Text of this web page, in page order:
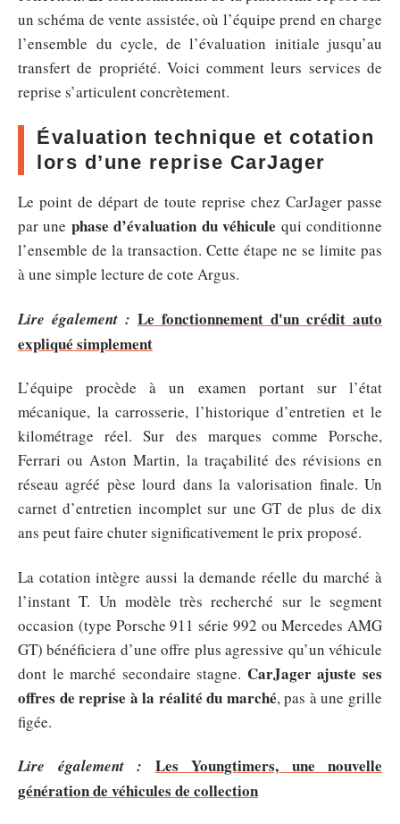
un schéma de vente assistée, où l’équipe prend en charge
l’ensemble du cycle, de l’évaluation initiale jusqu’au
transfert de propriété. Voici comment leurs services de
reprise s’articulent concrètement.
Évaluation technique et cotation
lors d’une reprise CarJager
Le point de départ de toute reprise chez CarJager passe
par une phase d’évaluation du véhicule qui conditionne
l’ensemble de la transaction. Cette étape ne se limite pas
à une simple lecture de cote Argus.
Lire également : Le fonctionnement d'un crédit auto
expliqué simplement
L’équipe procède à un examen portant sur l’état
mécanique, la carrosserie, l’historique d’entretien et le
kilométrage réel. Sur des marques comme Porsche,
Ferrari ou Aston Martin, la traçabilité des révisions en
réseau agréé pèse lourd dans la valorisation finale. Un
carnet d’entretien incomplet sur une GT de plus de dix
ans peut faire chuter significativement le prix proposé.
La cotation intègre aussi la demande réelle du marché à
l’instant T. Un modèle très recherché sur le segment
occasion (type Porsche 911 série 992 ou Mercedes AMG
GT) bénéficiera d’une offre plus agressive qu’un véhicule
dont le marché secondaire stagne. CarJager ajuste ses
offres de reprise à la réalité du marché, pas à une grille
figée.
Lire également :
Les Youngtimers, une nouvelle
génération de véhicules de collection